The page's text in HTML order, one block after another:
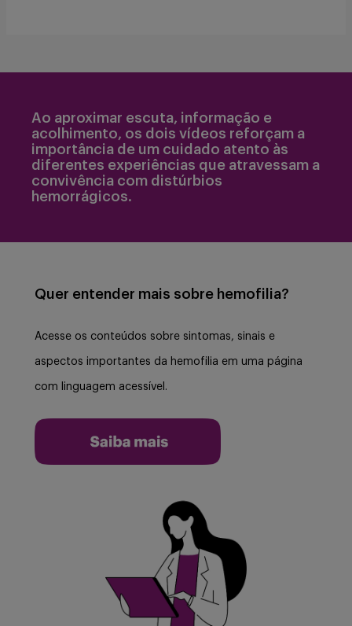
Ao aproximar escuta, informação e
acolhimento, os dois vídeos reforçam a
importância de um cuidado atento às
diferentes experiências que atravessam a
convivência com distúrbios
hemorrágicos.
Quer entender mais sobre hemofilia?
Acesse os conteúdos sobre sintomas, sinais e
aspectos importantes da hemofilia em uma página
com linguagem acessível.